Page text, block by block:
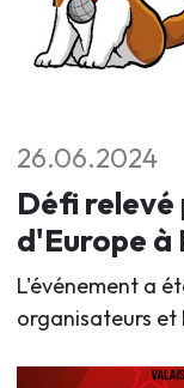
26.06.2024
Défi relevé
d'Europe
L'événement a
organisateurs et